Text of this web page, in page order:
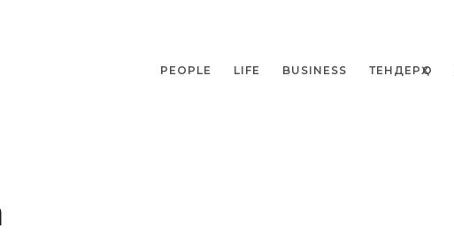
PEOPLE LIFE BUSINESS ТЕНДЕРҲО